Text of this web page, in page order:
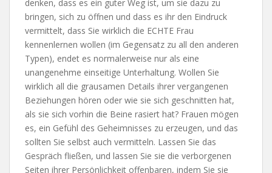
denken, dass es ein guter Weg ist, um sie dazu zu
bringen, sich zu öffnen und dass es ihr den Eindruck
vermittelt, dass Sie wirklich die ECHTE Frau
kennenlernen wollen (im Gegensatz zu all den anderen
Typen), endet es normalerweise nur als eine
unangenehme einseitige Unterhaltung. Wollen Sie
wirklich all die grausamen Details ihrer vergangenen
Beziehungen hören oder wie sie sich geschnitten hat,
als sie sich vorhin die Beine rasiert hat? Frauen mögen
es, ein Gefühl des Geheimnisses zu erzeugen, und das
sollten Sie selbst auch vermitteln. Lassen Sie das
Gespräch fließen, und lassen Sie sie die verborgenen
Seiten ihrer Persönlichkeit offenbaren, indem Sie sie